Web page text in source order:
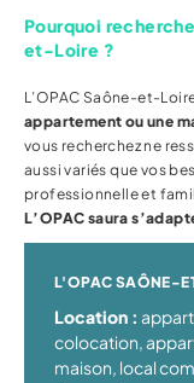
S'INFORMER
RECHERCHE SUR LE SITE
Pourquoi
et-Loire ?
L’OPAC Saône-et-
appartement ou une
vous recherchez ne
aussi variés que vos
professionnelle et
L’OPAC saura
L'OPAC SAÔNE-
Location :
colocation,
maison, local